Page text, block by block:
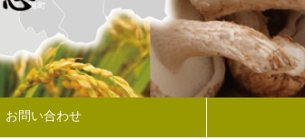
お問い合わせ